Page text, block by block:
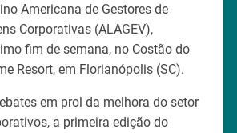
Americana de Gestores de
Corporativas (ALAGEV),
fim de semana, no Costão do
Resort, em Florianópolis (SC).
em prol da melhora do setor
a primeira edição do